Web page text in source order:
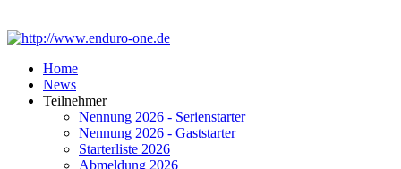
Home
News
Teilnehmer
Nennung 2026 - Serienstarter
Nennung 2026 - Gaststarter
Starterliste 2026
Abmeldung 2026